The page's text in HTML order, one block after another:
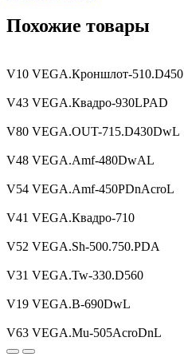
Похожие товары
V10 VEGA.Кроншлот-510.D450
V43 VEGA.Квадро-930LPAD
V80 VEGA.OUT-715.D430DwL
V48 VEGA.Amf-480DwAL
V54 VEGA.Amf-450PDnAcroL
V41 VEGA.Квадро-710
V52 VEGA.Sh-500.750.PDA
V31 VEGA.Tw-330.D560
V19 VEGA.B-690DwL
V63 VEGA.Mu-505AcroDnL